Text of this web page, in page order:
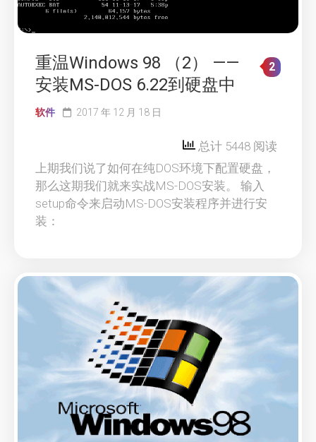
重温Windows 98 （2） ——
安装MS-DOS 6.22到硬盘中
2
软件 2017 年 12 月 18 日
总计 5448 阅读
上期我们说了如何在纯DOS环境下配置硬盘，
那么这期我们就来实战MS-DOS安装。 输入
setup命令来启动MS-DOS安装程序并进行安
装：